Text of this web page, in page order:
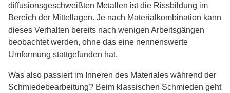
diffusionsgeschweißten Metallen ist die Rissbildung im
Bereich der Mittellagen. Je nach Materialkombination kann
dieses Verhalten bereits nach wenigen Arbeitsgängen
beobachtet werden, ohne das eine nennenswerte
Umformung stattgefunden hat.
Was also passiert im Inneren des Materiales während der
Schmiedebearbeitung? Beim klassischen Schmieden geht